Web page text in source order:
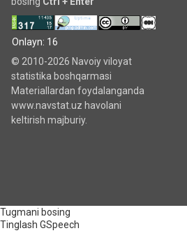
Onlayn: 16
© 2010-2026 Navoiy viloyat
statistika boshqarmasi
Materiallardan foydalanganda
www.navstat.uz havolani
keltirish majburiy.
Tugmani bosing
Tinglash GSpeech